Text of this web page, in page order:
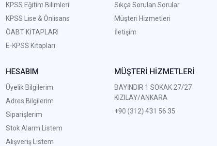
KPSS Eğitim Bilimleri
KPSS Lise & Önlisans
ÖABT KİTAPLARI
E-KPSS Kitapları
Sıkça Sorulan Sorular
Müşteri Hizmetleri
İletişim
HESABIM
Üyelik Bilgilerim
Adres Bilgilerim
Siparişlerim
Stok Alarm Listem
Alışveriş Listem
MÜŞTERİ HİZMETLERİ
BAYINDIR 1 SOKAK 27/27
KIZILAY/ANKARA
+90 (312) 431 56 35